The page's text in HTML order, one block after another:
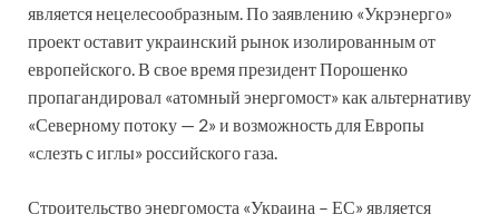
является нецелесообразным. По заявлению «Укрэнерго»
проект оставит украинский рынок изолированным от
европейского. В свое время президент Порошенко
пропагандировал «атомный энергомост» как альтернативу
«Северному потоку — 2» и возможность для Европы
«слезть с иглы» российского газа.
Строительство энергомоста «Украина – ЕС» является